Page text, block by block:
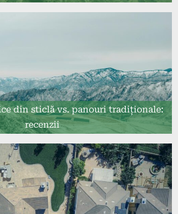
din sticlă vs. panouri tradiționale:
recenzii